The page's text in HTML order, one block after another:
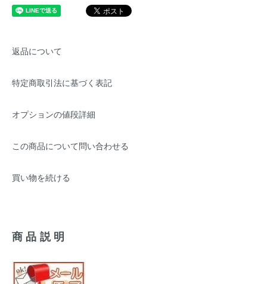
返品について
特定商取引法に基づく表記
オプションの値段詳細
この商品について問い合わせる
買い物を続ける
商品説明